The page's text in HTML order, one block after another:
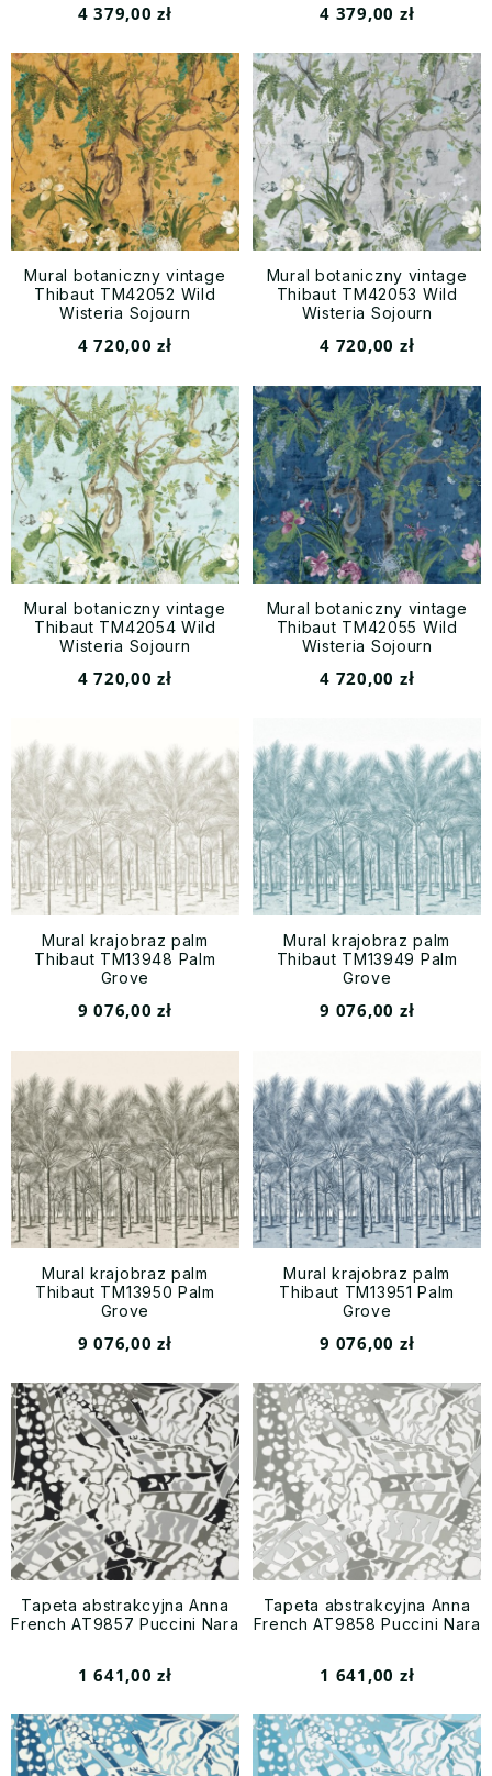
4 379,00 zł 4 379,00 zł
Mural botaniczny vintage
Thibaut TM42052 Wild
Wisteria Sojourn
4 720,00 zł
Mural botaniczny vintage
Thibaut TM42053 Wild
Wisteria Sojourn
4 720,00 zł
Mural botaniczny vintage
Thibaut TM42054 Wild
Wisteria Sojourn
4 720,00 zł
Mural botaniczny vintage
Thibaut TM42055 Wild
Wisteria Sojourn
4 720,00 zł
Mural krajobraz palm
Thibaut TM13948 Palm
Grove
9 076,00 zł
Mural krajobraz palm
Thibaut TM13949 Palm
Grove
9 076,00 zł
Mural krajobraz palm
Thibaut TM13950 Palm
Grove
9 076,00 zł
Mural krajobraz palm
Thibaut TM13951 Palm
Grove
9 076,00 zł
Tapeta abstrakcyjna Anna
French AT9857 Puccini Nara
1 641,00 zł
Tapeta abstrakcyjna Anna
French AT9858 Puccini Nara
1 641,00 zł